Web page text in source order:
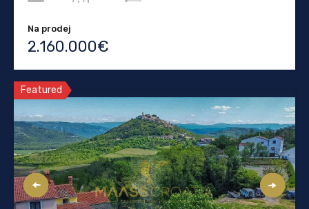
Na prodej
2.160.000€
Featured